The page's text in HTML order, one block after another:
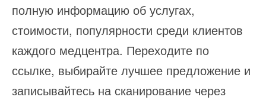
полную информацию об услугах,
стоимости, популярности среди клиентов
каждого медцентра. Переходите по
ссылке, выбирайте лучшее предложение и
записывайтесь на сканирование через